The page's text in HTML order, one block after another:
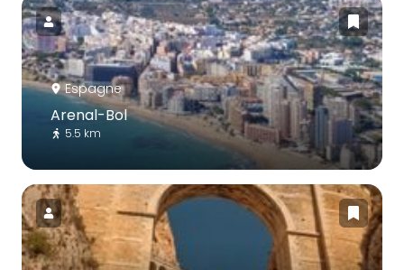
Espagne
Arenal-Bol
5.5 km